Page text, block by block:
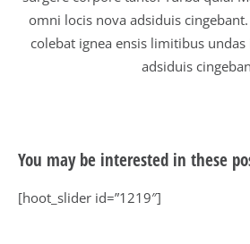
omni locis nova adsiduis
colebat ignea ensis limitibus
adsiduis
You may be interested in these
[hoot_slider id=”1219″]